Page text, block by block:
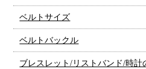
ベルトサイズ
ベルトバックル
ブレスレット/リストバンド/時計